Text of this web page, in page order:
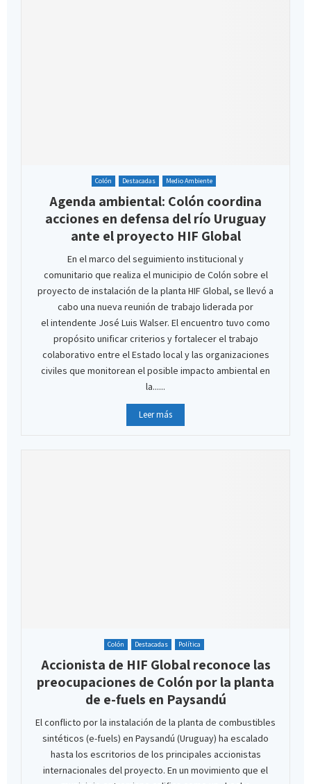
Colón Destacadas Medio Ambiente
Agenda ambiental: Colón coordina
acciones en defensa del río Uruguay
ante el proyecto HIF Global
En el marco del seguimiento institucional y
comunitario que realiza el municipio de Colón sobre el
proyecto de instalación de la planta HIF Global, se llevó a
cabo una nueva reunión de trabajo liderada por
el intendente José Luis Walser. El encuentro tuvo como
propósito unificar criterios y fortalecer el trabajo
colaborativo entre el Estado local y las organizaciones
civiles que monitorean el posible impacto ambiental en
la......
Leer más
Colón Destacadas Política
Accionista de HIF Global reconoce las
preocupaciones de Colón por la planta
de e-fuels en Paysandú
El conflicto por la instalación de la planta de combustibles
sintéticos (e-fuels) en Paysandú (Uruguay) ha escalado
hasta los escritorios de los principales accionistas
internacionales del proyecto. En un movimiento que el